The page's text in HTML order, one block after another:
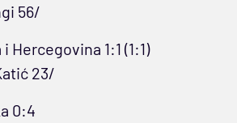
56/
Hercegovina 1:1 (1:1)
23/
0:4